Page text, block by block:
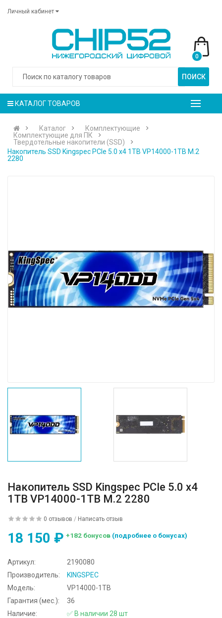
Личный кабинет
ПОИСК
0
КАТАЛОГ ТОВАРОВ
Каталог
Комплектующие
Комплектующие для ПК
Твердотельные накопители (SSD)
Накопитель SSD Kingspec PCIe 5.0 x4 1TB VP14000-1TB M.2
2280
Накопитель SSD Kingspec PCIe 5.0 x4
1TB VP14000-1TB M.2 2280
0 отзывов / Написать отзыв
18 150 ₽ +182 бонусов (подробнее о бонусах)
Артикул:
2190080
Производитель:
KINGSPEC
Модель:
VP14000-1TB
Гарантия (мес.):
36
Наличие:
✅ В наличии 28 шт